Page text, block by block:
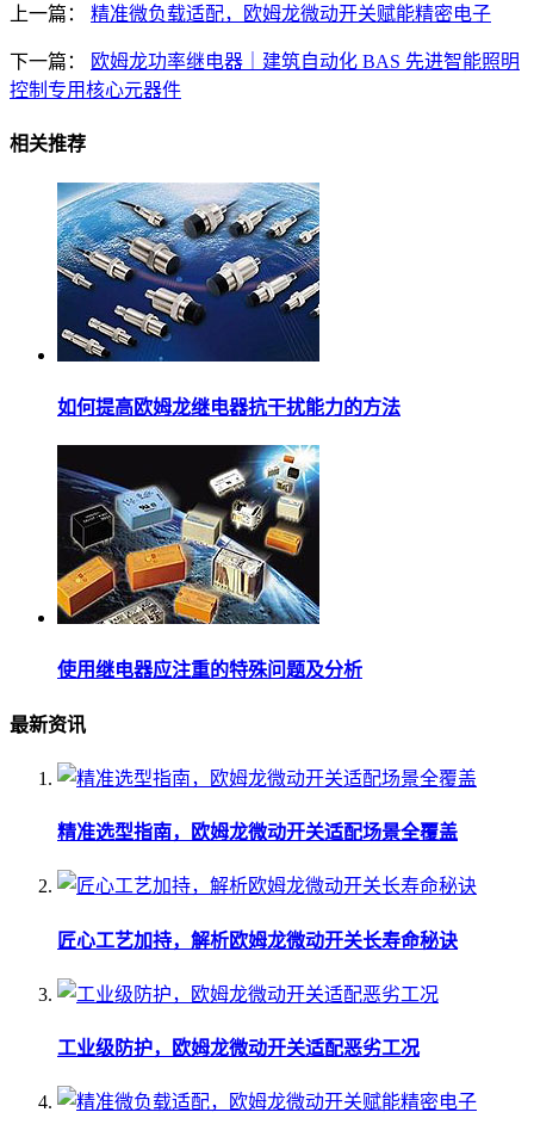
上一篇： 精准微负载适配，欧姆龙微动开关赋能精密电子
下一篇：
欧姆龙功率继电器｜建筑自动化 BAS 先进智能照明
控制专用核心元器件
相关推荐
如何提高欧姆龙继电器抗干扰能力的方法
使用继电器应注重的特殊问题及分析
最新资讯
精准选型指南，欧姆龙微动开关适配场景全覆盖
匠心工艺加持，解析欧姆龙微动开关长寿命秘诀
工业级防护，欧姆龙微动开关适配恶劣工况